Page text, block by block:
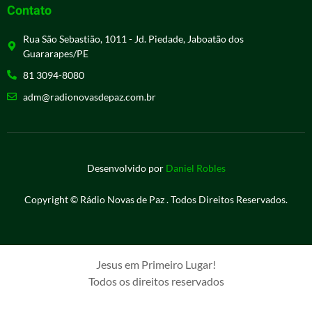
Contato
Rua São Sebastião, 1011 - Jd. Piedade, Jaboatão dos
Guararapes/PE
81 3094-8080
adm@radionovasdepaz.com.br
Desenvolvido por Daniel Robles
Copyright © Rádio Novas de Paz . Todos Direitos Reservados.
Jesus em Primeiro Lugar!
Todos os direitos reservados